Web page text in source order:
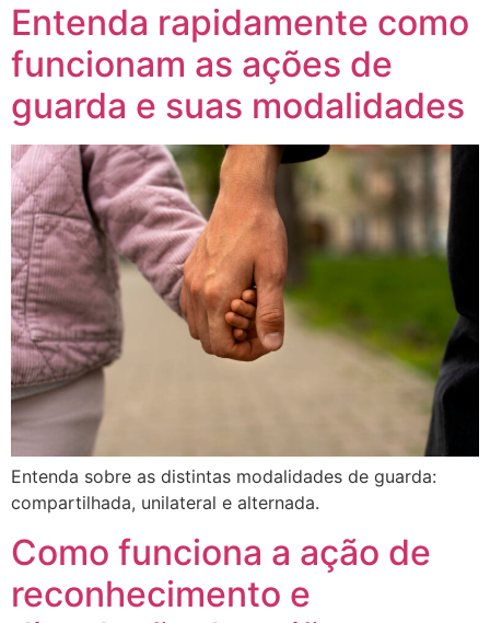
Entenda rapidamente como
funcionam as ações de
guarda e suas modalidades
Entenda sobre as distintas modalidades de guarda:
compartilhada, unilateral e alternada.
Como funciona a ação de
reconhecimento e